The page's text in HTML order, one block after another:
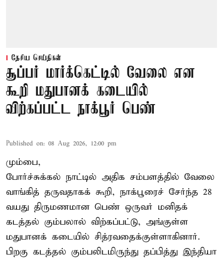
தேசிய செய்திகள்
சூப்பர் மார்க்கெட்டில் வேலை என
கூறி மதுபானக் கடையில்
விற்கப்பட்ட நாக்பூர் பெண்
Published on: 08 Aug 2026, 12:00 pm
மும்பை,
போர்ச்சுக்கல் நாட்டில் அதிக சம்பளத்தில் வேலை
வாங்கித் தருவதாகக் கூறி, நாக்பூரைச் சேர்ந்த 28
வயது திருமணமான பெண் ஒருவர் மனிதக்
கடத்தல் கும்பலால் விற்கப்பட்டு, அங்குள்ள
மதுபானக் கடையில் சித்ரவதைக்குள்ளாகினார்.
பிறகு கடத்தல் கும்பலிடமிருந்து தப்பித்து இந்தியா